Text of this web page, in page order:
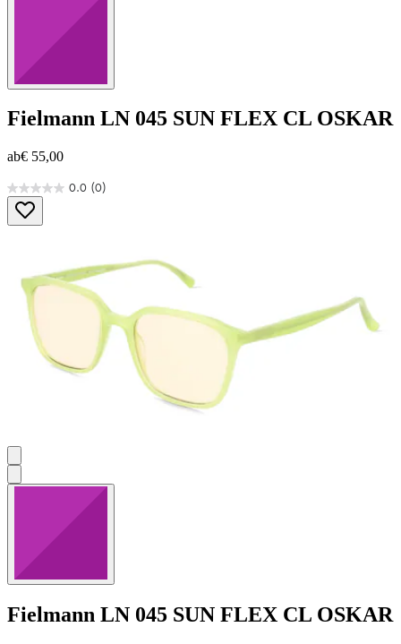
Fielmann LN 045 SUN FLEX CL OSKAR
ab€ 55,00
0.0 (0)
0.0
von
5
Fielmann LN 045 SUN FLEX CL OSKAR